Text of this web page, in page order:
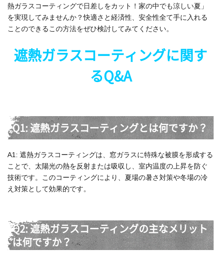
熱ガラスコーティングで日差しをカット！家の中でも涼しい夏」
を実現してみませんか？快適さと経済性、安全性全て手に入れる
ことのできるこの方法をぜひ検討してみてください。
遮熱ガラスコーティングに関す
るQ&A
Q1: 遮熱ガラスコーティングとは何ですか？
A1: 遮熱ガラスコーティングは、窓ガラスに特殊な被膜を形成する
ことで、太陽光の熱を反射または吸収し、室内温度の上昇を防ぐ
技術です。このコーティングにより、夏場の暑さ対策や冬場の冷
え対策として効果的です。
Q2: 遮熱ガラスコーティングの主なメリット
は何ですか？